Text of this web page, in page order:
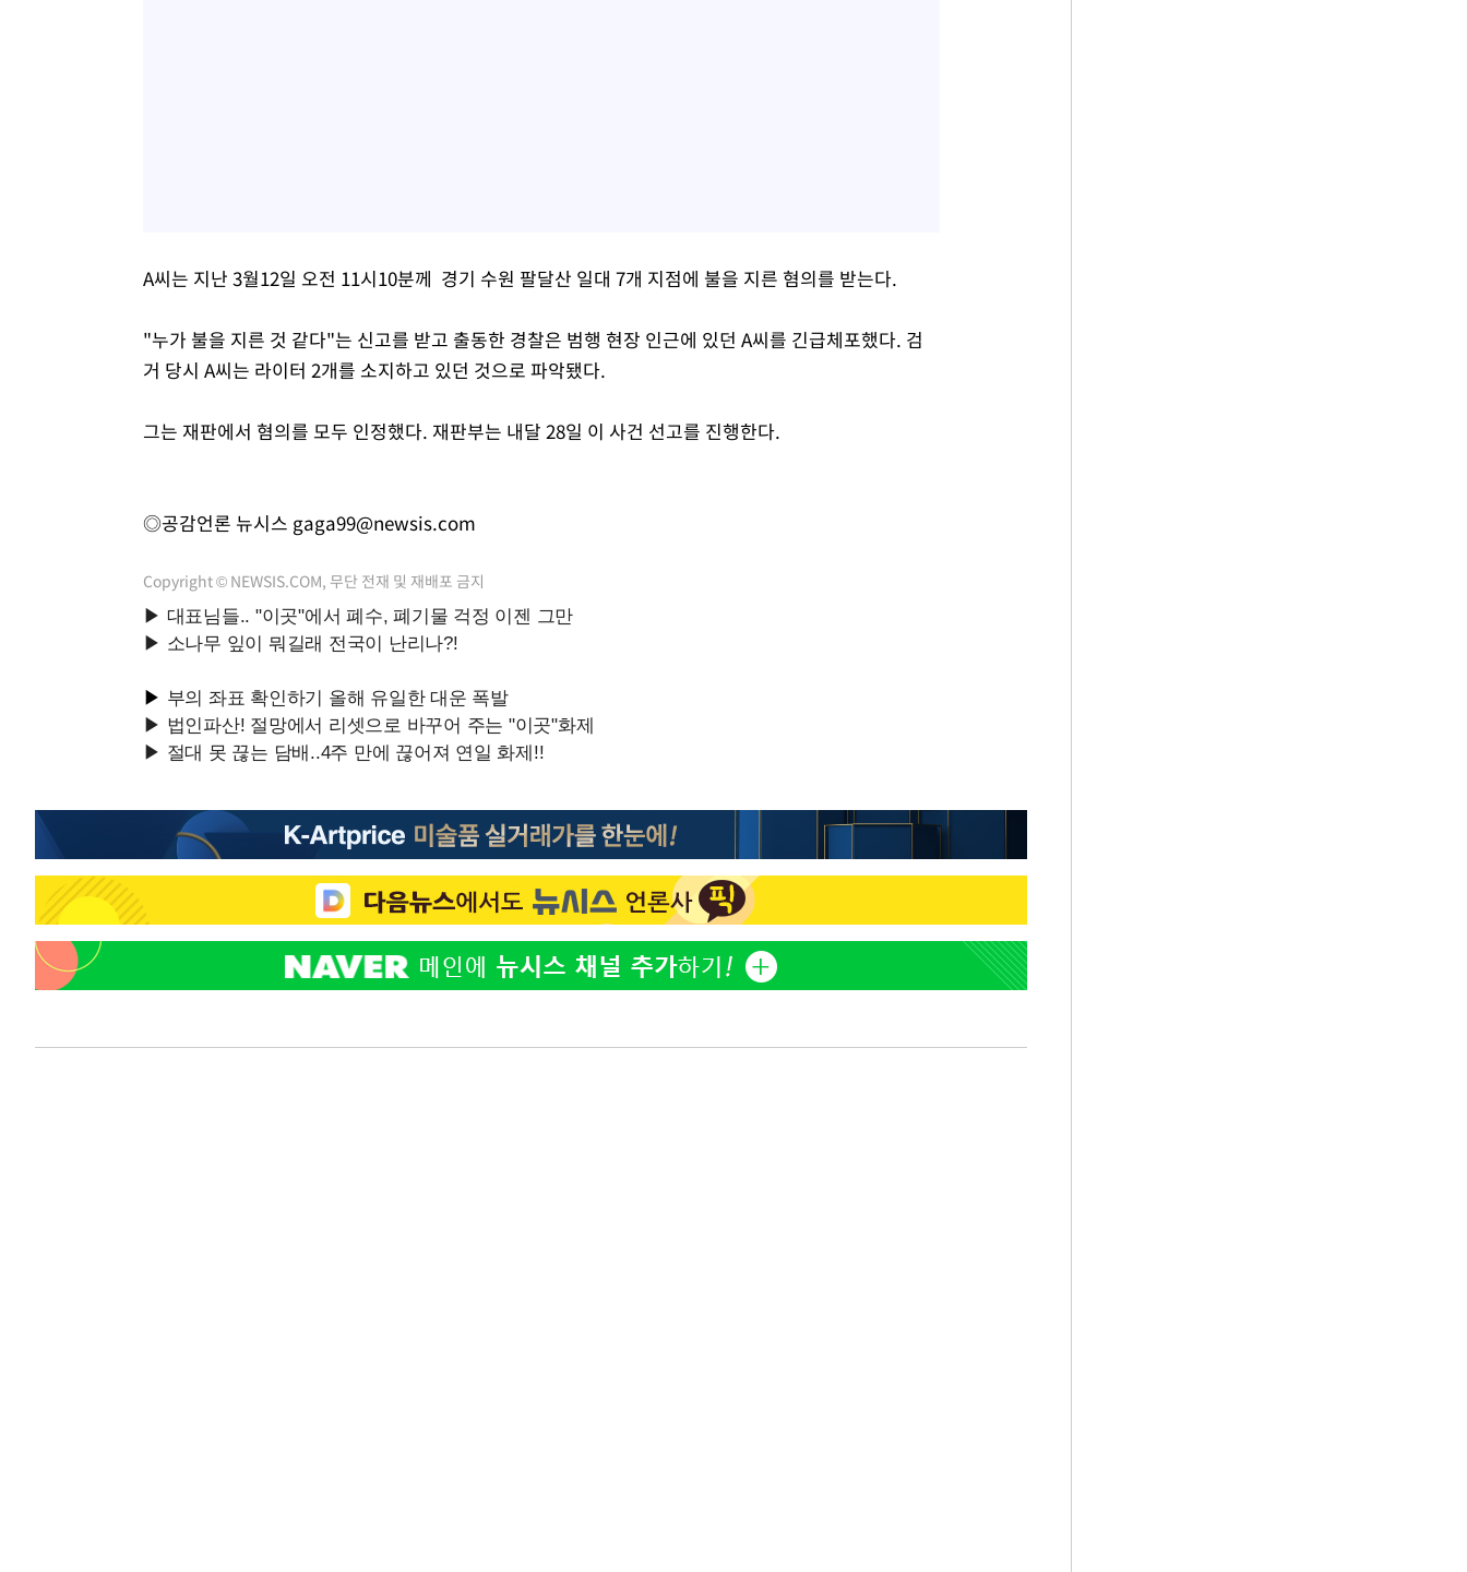
A씨는 지난 3월12일 오전 11시10분께 경기 수원 팔달산 일대 7개 지점에 불을 지른 혐의를 받는다.
"누가 불을 지른 것 같다"는 신고를 받고 출동한 경찰은 범행 현장 인근에 있던 A씨를 긴급체포했다. 검
거 당시 A씨는 라이터 2개를 소지하고 있던 것으로 파악됐다.
그는 재판에서 혐의를 모두 인정했다. 재판부는 내달 28일 이 사건 선고를 진행한다.
◎공감언론 뉴시스 gaga99@newsis.com
Copyright © NEWSIS.COM, 무단 전재 및 재배포 금지